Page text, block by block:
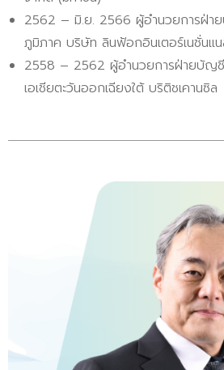
2562 – มิ.ย. 2566 ผู้อำนวยการฝ่าย
ภูมิภาค บริษัท ลินฟ้อกอินเตอร์เนชั่นแ
2558 – 2562 ผู้อำนวยการฝ่ายบัญชี
เอเชียตะวันออกเฉียงใต้ บริติชเคานซิล